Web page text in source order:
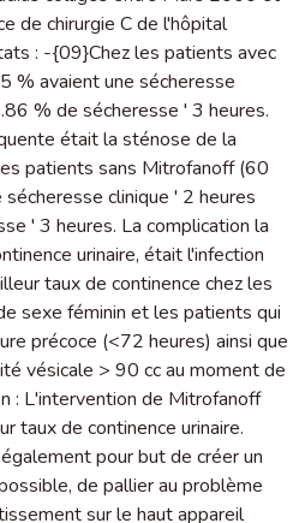
de chirurgie C de l'hôpital
: -{09}Chez les patients avec
% avaient une sécheresse
% de sécheresse ' 3 heures.
était la sténose de la
patients sans Mitrofanoff (60
clinique ' 2 heures
' 3 heures. La complication la
urinaire, était l'infection
taux de continence chez les
sexe féminin et les patients qui
précoce (<72 heures) ainsi que
vésicale > 90 cc au moment de
: L'intervention de Mitrofanoff
taux de continence urinaire.
pour but de créer un
de pallier au problème
sur le haut appareil